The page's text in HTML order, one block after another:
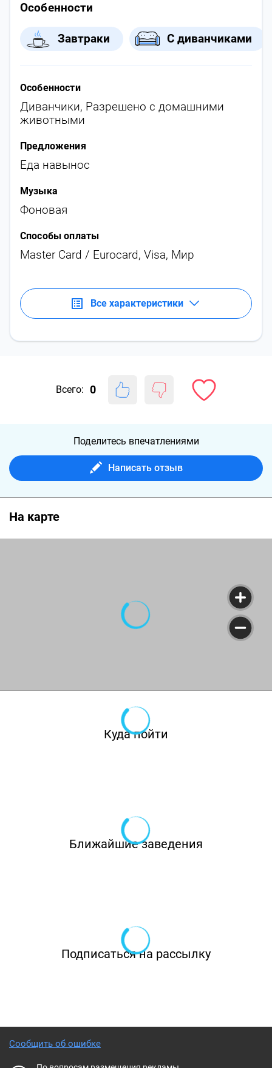
Особенности
Завтраки С диванчиками
Особенности
Диванчики, Разрешено с домашними
животными
Предложения
Еда навынос
Музыка
Фоновая
Способы оплаты
Master Card / Eurocard, Visa, Мир
Все характеристики
Всего: 0
Поделитесь впечатлениями
Написать отзыв
На карте
Куда пойти
Ближайшие заведения
Подписаться на рассылку
Сообщить об ошибке